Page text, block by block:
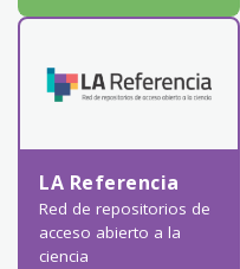
LA Referencia
Red de repositorios de
acceso abierto a la
ciencia